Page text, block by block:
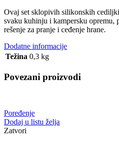
Ovaj set sklopivih silikonskih
svaku kuhinju i kampersku opremu,
rešenje za pranje i ceđenje hrane.
Dodatne informacije
Težina 0,3 kg
Povezani proizvodi
Poređenje
Dodaj u listu želja
Zatvori